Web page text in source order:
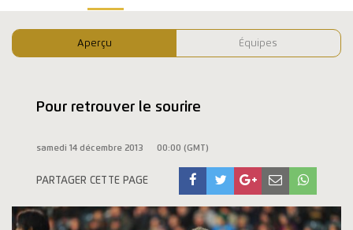
Aperçu Équipes
Pour retrouver le sourire
samedi 14 décembre 2013 00:00 (GMT)
PARTAGER CETTE PAGE